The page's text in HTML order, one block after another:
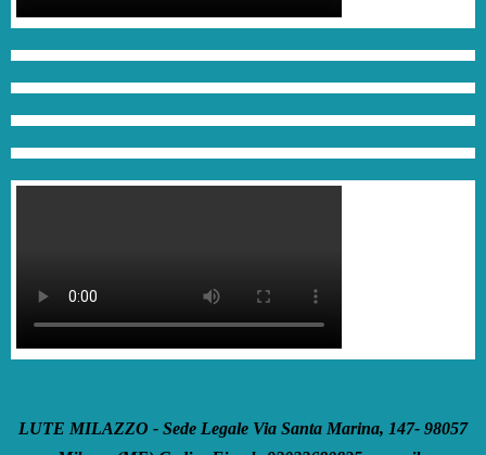
LUTE MILAZZO - Sede Legale Via Santa Marina, 147- 98057